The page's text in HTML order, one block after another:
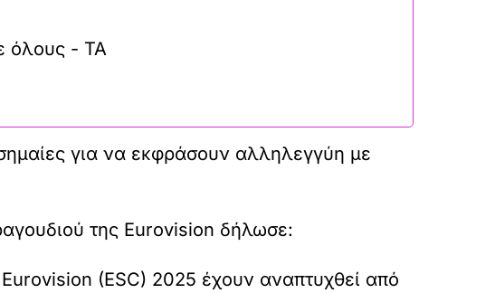
όλους - ΤΑ
για να εκφράσουν αλληλεγγύη με
της Eurovision δήλωσε:
Eurovision (ESC) 2025 έχουν αναπτυχθεί από